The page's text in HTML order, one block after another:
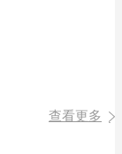
查看更多